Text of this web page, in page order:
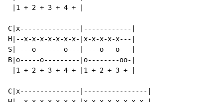
|1 + 2 + 3 + 4 + |
C|x---------------|------------|
H|--x-x-x-x-x-x-x-|x-x-x-x-x---|
S|----o-------o---|----o---o---|
B|o-----o---------|o--------oo-|
|1 + 2 + 3 + 4 + |1 + 2 + 3 + |
C|x---------------|----------------|